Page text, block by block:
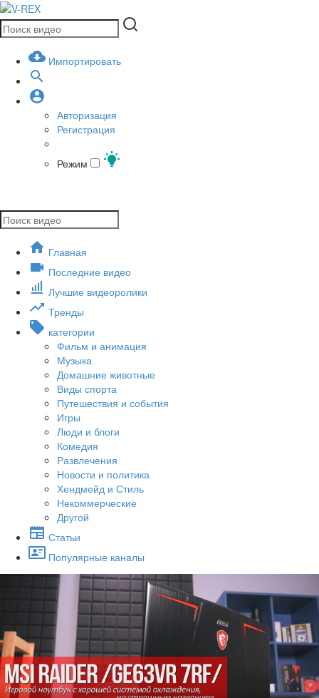
Импортировать
Авторизация
Регистрация
Режим
Главная
Последние видео
Лучшие видеоролики
Тренды
категории
Фильм и анимация
Музыка
Домашние животные
Виды спорта
Путешествия и события
Игры
Люди и блоги
Комедия
Развлечения
Новости и политика
Хендмейд и Стиль
Некоммерческие
Другой
Статьи
Популярные каналы